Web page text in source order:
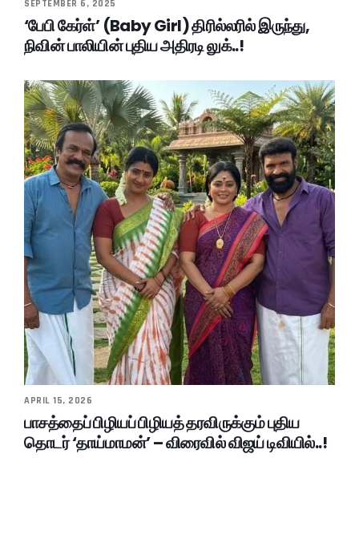
SEPTEMBER 6, 2025
‘பேபி கேர்ள்’ (Baby Girl) திரில்லரில் இருந்து,
நிவின் பாலியின் புதிய அதிரடி லுக்..!
APRIL 15, 2026
பாசத்தைப் பிழியப் பிழியத் தரவிருக்கும் புதிய
தொடர் ‘தாய்மாமன்’ – விரைவில் விஜய் டிவியில்..!